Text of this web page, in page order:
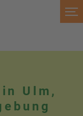
Ulm,